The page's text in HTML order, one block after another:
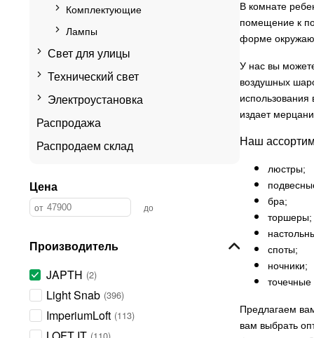
Комплектующие
Лампы
Свет для улицы
Технический свет
Электроустановка
Распродажа
Распродаем склад
Цена
Производитель
JAPTH 2
Light Snab 396
ImperiumLoft 113
В комнате
помещение к
форме
У нас вы
воздушных
использования
издает
Наш
люстры;
бра;
торшеры;
споты;
ночники;
точечные
Предлагаем
вам выбрать